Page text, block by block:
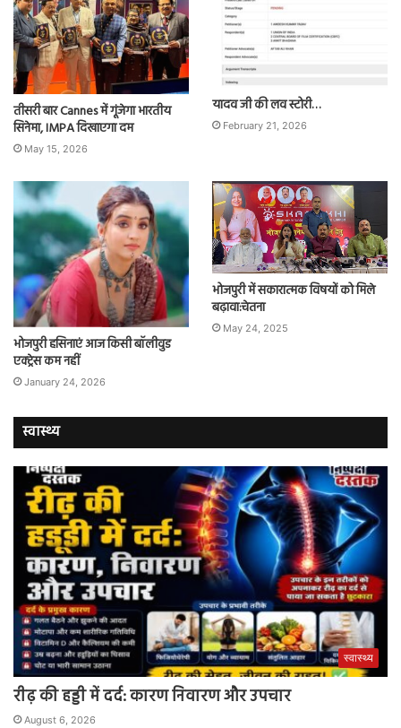
तीसरी बार Cannes में गूंजेगा भारतीय
सिनेमा, IMPA दिखाएगा दम
May 15, 2026
यादव जी की लव स्टोरी…
February 21, 2026
भोजपुरी हसिनाएं आज किसी बॉलीवुड
एक्ट्रेस कम नहीं
January 24, 2026
भोजपुरी में सकारात्मक विषयों को मिले
बढ़ावा:चेतना
May 24, 2025
स्वास्थ्य
स्वास्थ्य
रीढ़ की हड्डी में दर्द: कारण निवारण और उपचार
August 6, 2026